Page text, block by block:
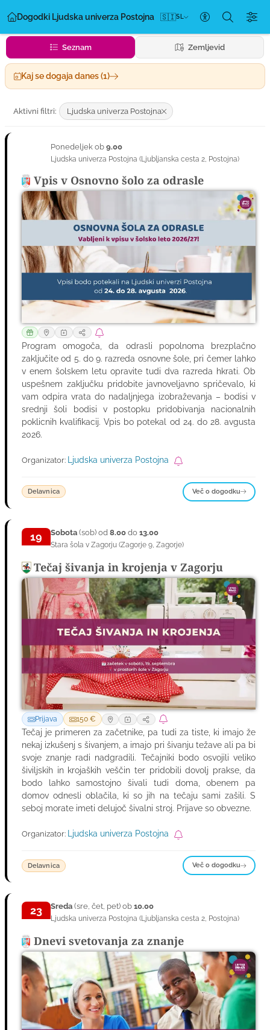
Dogodki Ljudska univerza Postojna 🇸🇮SL
Nastavitve
Seznam Zemljevid
Kaj se dogaja danes (1)
Aktivni filtri: Ljudska univerza Postojna
Ponedeljek ob 9.00
Ljudska univerza Postojna (Ljubljanska cesta 2, Postojna)
Vpis v Osnovno šolo za odrasle
Program omogoča, da odrasli popolnoma brezplačno
zaključite od 5. do 9. razreda osnovne šole, pri čemer lahko
v enem šolskem letu opravite tudi dva razreda hkrati. Ob
uspešnem zaključku pridobite javnoveljavno spričevalo, ki
vam odpira vrata do nadaljnjega izobraževanja – bodisi v
srednji šoli bodisi v postopku pridobivanja nacionalnih
poklicnih kvalifikacij. Vpis bo potekal od 24. do 28. avgusta
2026.
Organizator: Ljudska univerza Postojna
Delavnica Več o dogodku
19 Sobota(sob) od 8.00do 13.00
Stara šola v Zagorju(Zagorje 9, Zagorje)
Prijava 150 €
Tečaj šivanja in krojenja v Zagorju
Tečaj je primeren za začetnike, pa tudi za tiste, ki imajo že
nekaj izkušenj s šivanjem, a imajo pri šivanju težave ali pa bi
svoje znanje radi nadgradili. Tečajniki bodo osvojili veliko
šiviljskih in krojaških veščin ter pridobili dovolj prakse, da
bodo lahko samostojno šivali tudi doma, obenem pa
domov odnesli oblačila, ki so jih na tečaju sami zašili. S
seboj morate imeti delujoč šivalni stroj. Prijave so obvezne.
Organizator: Ljudska univerza Postojna
Delavnica Več o dogodku
23 Sreda(sre, čet, pet) ob 10.00
Ljudska univerza Postojna (Ljubljanska cesta 2, Postojna)
Dnevi svetovanja za znanje